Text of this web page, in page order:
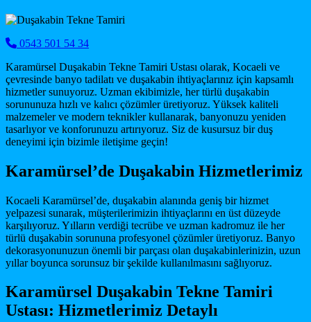
0543 501 54 34
Karamürsel Duşakabin Tekne Tamiri Ustası olarak, Kocaeli ve
çevresinde banyo tadilatı ve duşakabin ihtiyaçlarınız için kapsamlı
hizmetler sunuyoruz. Uzman ekibimizle, her türlü duşakabin
sorununuza hızlı ve kalıcı çözümler üretiyoruz. Yüksek kaliteli
malzemeler ve modern teknikler kullanarak, banyonuzu yeniden
tasarlıyor ve konforunuzu artırıyoruz. Siz de kusursuz bir duş
deneyimi için bizimle iletişime geçin!
Karamürsel’de Duşakabin Hizmetlerimiz
Kocaeli Karamürsel’de, duşakabin alanında geniş bir hizmet
yelpazesi sunarak, müşterilerimizin ihtiyaçlarını en üst düzeyde
karşılıyoruz. Yılların verdiği tecrübe ve uzman kadromuz ile her
türlü duşakabin sorununa profesyonel çözümler üretiyoruz. Banyo
dekorasyonunuzun önemli bir parçası olan duşakabinlerinizin, uzun
yıllar boyunca sorunsuz bir şekilde kullanılmasını sağlıyoruz.
Karamürsel Duşakabin Tekne Tamiri
Ustası: Hizmetlerimiz Detaylı